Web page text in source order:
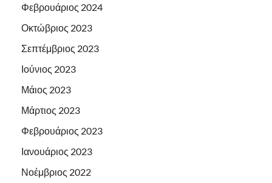
Φεβρουάριος 2024
Οκτώβριος 2023
Σεπτέμβριος 2023
Ιούνιος 2023
Μάιος 2023
Μάρτιος 2023
Φεβρουάριος 2023
Ιανουάριος 2023
Νοέμβριος 2022